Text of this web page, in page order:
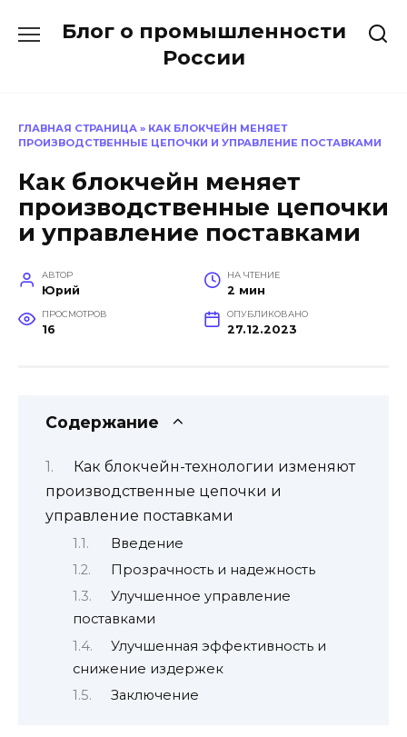
Блог о промышленности
России
ГЛАВНАЯ СТРАНИЦА » КАК БЛОКЧЕЙН МЕНЯЕТ
ПРОИЗВОДСТВЕННЫЕ ЦЕПОЧКИ И УПРАВЛЕНИЕ ПОСТАВКАМИ
Как блокчейн меняет
производственные цепочки
и управление поставками
АВТОР
Юрий
НА ЧТЕНИЕ
2 мин
ПРОСМОТРОВ
16
ОПУБЛИКОВАНО
27.12.2023
Содержание
Как блокчейн-технологии изменяют
производственные цепочки и
управление поставками
Введение
Прозрачность и надежность
Улучшенное управление
поставками
Улучшенная эффективность и
снижение издержек
Заключение